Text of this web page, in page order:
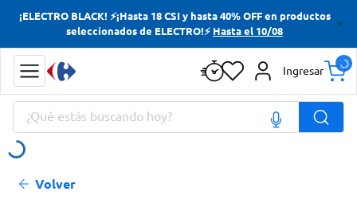
¡ELECTRO BLACK! ⚡¡Hasta 18 CSI y hasta 40% OFF en productos
seleccionados de ELECTRO!⚡ Hasta el 10/08
Ingresar
¿Qué estás buscando hoy?
Volver
Términos más buscados
Yerba
Términos más buscados
Yerba
Cerveza
Doves
Papas Fritas